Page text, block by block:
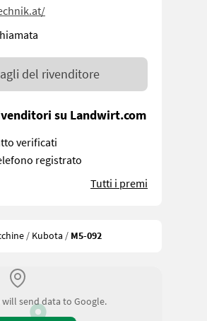
del rivenditore
su Landwirt.com
verificati
registrato
Tutti i premi
/ Kubota / M5-092
send data to Google.